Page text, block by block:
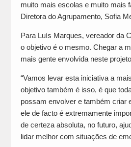
muito mais escolas e muito mais
Diretora do Agrupamento, Sofia
Para Luís Marques, vereador da
o objetivo é o mesmo. Chegar a
mais gente envolvida neste
“Vamos levar esta iniciativa a
objetivo também é isso, é que
possam envolver e também criar
ele de facto é extremamente
de certeza absoluta, no futuro,
lidar melhor com situações de